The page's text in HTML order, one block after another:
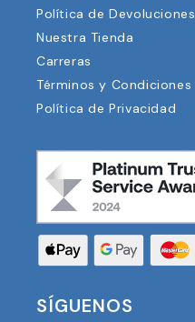
Política de Devoluciones
Nuestra Tienda
Carreras
Términos y Condiciones
Política de Privacidad
SÍGUENOS